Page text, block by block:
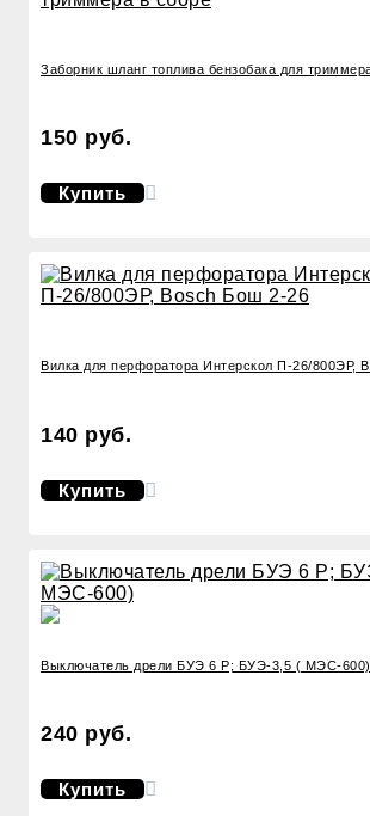
Заборник шланг топлива бензобака для
150 руб.
Купить
Вилка для перфоратора Интерскол П-26/800ЭР,
140 руб.
Купить
Выключатель дрели БУЭ 6 Р; БУЭ-3,5 ( МЭС-600)
240 руб.
Купить